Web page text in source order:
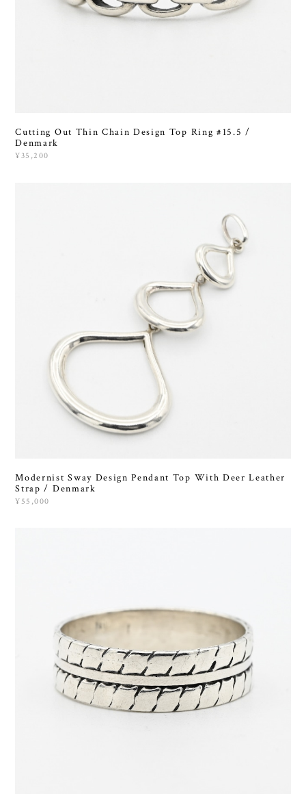
Cutting Out Thin Chain Design Top Ring #15.5 /
Denmark
¥35,200
Modernist Sway Design Pendant Top With Deer Leather
Strap / Denmark
¥55,000